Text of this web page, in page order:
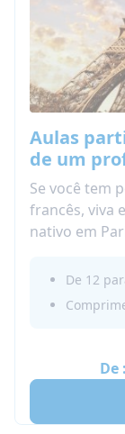
Aulas
de um
Se você tem
francês, viva
nativo em
é o que
habilidades
livre,
De 12
De :